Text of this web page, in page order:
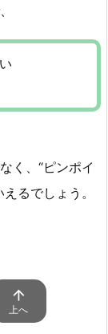
く、“ピンポイ
るでしょう。

上へ